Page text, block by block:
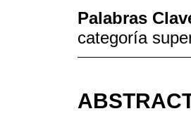
Palabras
categoría